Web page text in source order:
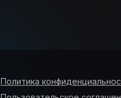
Политика